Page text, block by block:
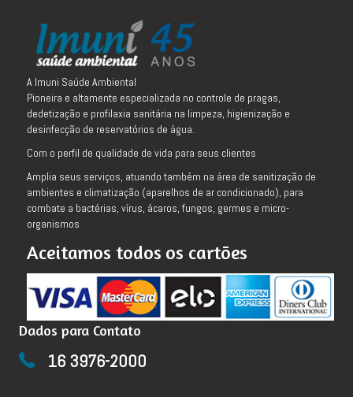
A Imuni Saúde Ambiental
Pioneira e altamente especializada no controle de pragas,
dedetização e profilaxia sanitária na limpeza, higienização e
desinfecção de reservatórios de água.
Com o perfil de qualidade de vida para seus clientes
Amplia seus serviços, atuando também na área de sanitização de
ambientes e climatização (aparelhos de ar condicionado), para
combate a bactérias, vírus, ácaros, fungos, germes e micro-
organismos
Aceitamos todos os cartões
Dados para Contato
16 3976-2000